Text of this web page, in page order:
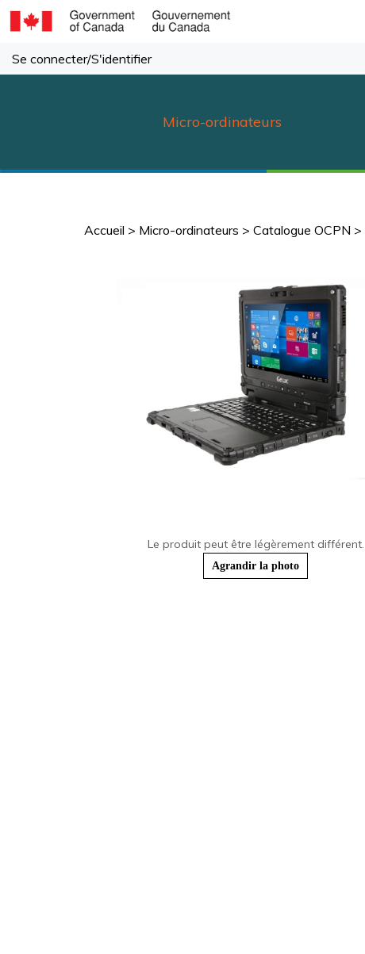
Passer
Se connecter/S'identifier
Micro-ordinateurs
Accueil > Micro-ordinateurs > Catalogue OCPN >
Le produit peut être légèrement différent.
Agrandir la photo